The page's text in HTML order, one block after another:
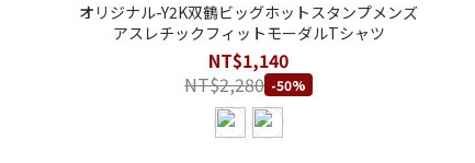
オリジナル-Y2K双鶴ビッグホットスタンプメンズ
アスレチックフィットモーダルTシャツ
NT$1,140
NT$2,280 -50%